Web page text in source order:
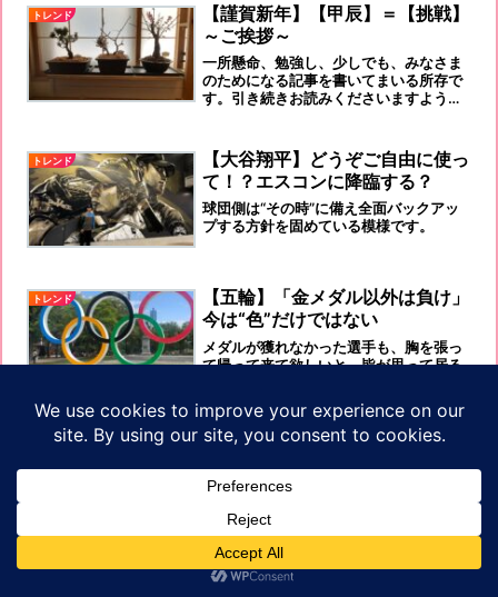
トレンド
【謹賀新年】【甲辰】＝【挑戦】
～ご挨拶～
一所懸命、勉強し、少しでも、みなさま
のためになる記事を書いてまいる所存で
す。引き続きお読みくださいますよう、
トレンド
【大谷翔平】どうぞご自由に使っ
て！？エスコンに降臨する？
球団側は“その時”に備え全面バックアッ
プする方針を固めている模様です。
トレンド
【五輪】「金メダル以外は負け」
今は“色”だけではない
メダルが獲れなかった選手も、胸を張っ
て帰って来て欲しいと、皆が思って居る
トレンド 【Jリーグ】 貴方は誰がNO1？
ワールドカップ⚽️サッカーで、決勝トー
ナメントに進むほどに、強くなった原動
ね。
【熱中症】【コロナ】【救急搬
お問い合わせ